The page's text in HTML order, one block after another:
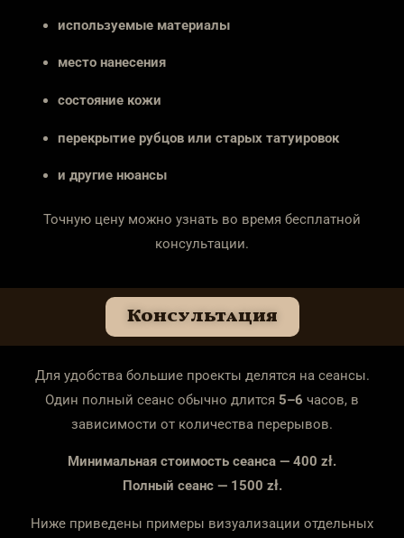
используемые материалы
место нанесения
состояние кожи
перекрытие рубцов или старых татуировок
и другие нюансы
Точную цену можно узнать во время бесплатной
консультации.
Консультация
Для удобства большие проекты делятся на сеансы.
Один полный сеанс обычно длится 5–6 часов, в
зависимости от количества перерывов.
Минимальная стоимость сеанса — 400 zł.
Полный сеанс — 1500 zł.
Ниже приведены примеры визуализации отдельных